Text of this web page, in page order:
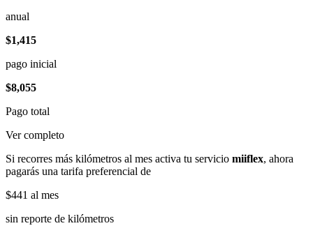
anual
$1,415
pago inicial
$8,055
Pago total
Ver completo
Si recorres más kilómetros al mes activa tu servicio miiflex, ahora
pagarás una tarifa preferencial de
$441 al mes
sin reporte de kilómetros